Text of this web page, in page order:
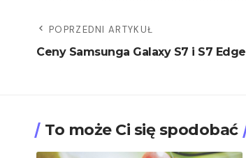
POPRZEDNI ARTYKUŁ
Ceny Samsunga Galaxy S7 i S7 Edge
To może Ci się spodobać